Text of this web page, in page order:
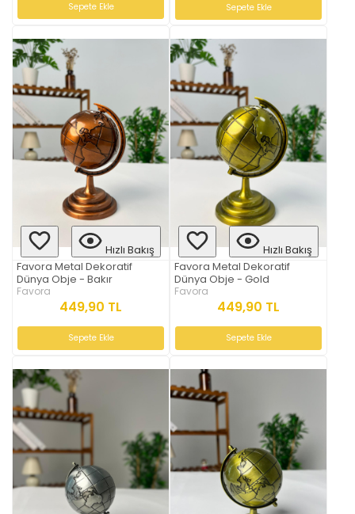
Sepete Ekle Sepete Ekle
Hızlı Bakış
Favora Metal Dekoratif
Dünya Obje - Bakır
Favora
449,90 TL
Sepete Ekle
Hızlı Bakış
Favora Metal Dekoratif
Dünya Obje - Gold
Favora
449,90 TL
Sepete Ekle